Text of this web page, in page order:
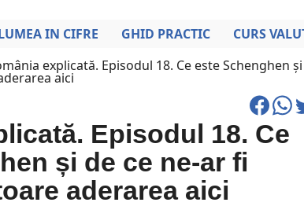
IN CIFRE GHID PRACTIC
CURS
explicată. Episodul 18. Ce este Schenghen
aici
Episodul 18. Ce
și de ce ne-ar fi
aderarea aici